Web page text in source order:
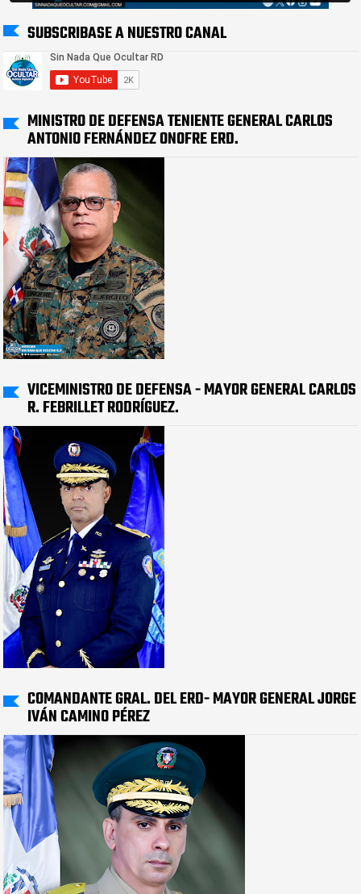
SUBSCRIBASE A NUESTRO CANAL
MINISTRO DE DEFENSA TENIENTE GENERAL CARLOS
ANTONIO FERNÁNDEZ ONOFRE ERD.
VICEMINISTRO DE DEFENSA - MAYOR GENERAL CARLOS
R. FEBRILLET RODRÍGUEZ.
COMANDANTE GRAL. DEL ERD- MAYOR GENERAL JORGE
IVÁN CAMINO PÉREZ